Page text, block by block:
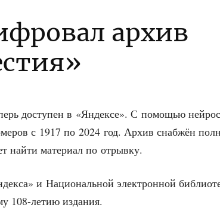
архив
досту­пен в «Яндек­се». С помо­щью
с 1917 по 2024 год. Архив снаб­жён
най­ти мате­ри­ал по отрывку.
и Наци­о­наль­ной элек­трон­ной
108-летию издания.